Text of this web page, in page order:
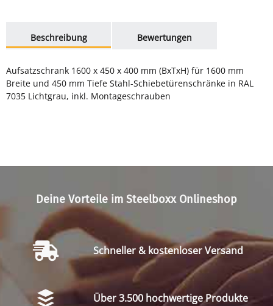
Beschreibung
Bewertungen
Aufsatzschrank 1600 x 450 x 400 mm (BxTxH) für 1600 mm
Breite und 450 mm Tiefe Stahl-Schiebetürenschränke in RAL
7035 Lichtgrau, inkl. Montageschrauben
Deine Vorteile im Steelboxx Onlineshop
Schneller & kostenloser Versand
Über 3.500 hochwertige Produkte